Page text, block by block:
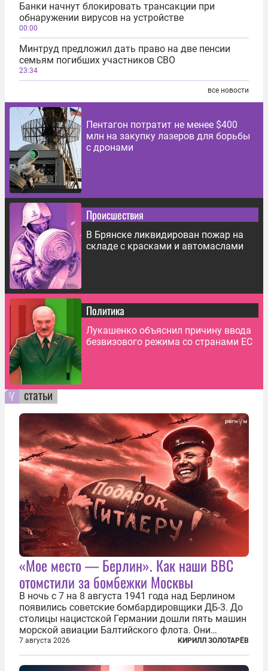
Банки начнут блокировать трансакции при
обнаружении вирусов на устройстве
00:00
Минтруд предложил дать право на две пенсии
семьям погибших участников СВО
23:34
все новости
Пентагон потратит не менее $400
млн на закупку лазеров для борьбы
с дронами
Происшествия
В Брянске ликвидирован пожар на
складе с красками и автомаслами
Политика
Лукашенко объяснил причину ввода
безвизового режима со странами ЕС
статьи
«Мое место — Берлин». Как наши ВВС
отомстили за бомбежки Москвы
В ночь с 7 на 8 августа 1941 года над Берлином
появились советские бомбардировщики ДБ-3. До
столицы нацистской Германии дошли пять машин
морской авиации Балтийского флота. Они
сбросили бомбы на город, который в тот момент
жил в полной уверенности, что война идет где-то
далеко на востоке, Красная...
7 августа 2026 КИРИЛЛ ЗОЛОТАРЁВ